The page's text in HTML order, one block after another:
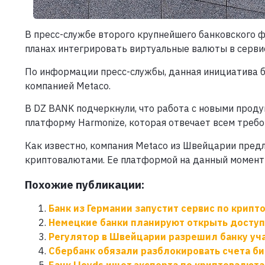
В пресс-службе второго крупнейшего
планах интегрировать виртуальные валюты в
По информации пресс-службы, данная инициатива
компанией Metaco.
В DZ BANK подчеркнули, что работа с новыми
платформу Harmonize, которая отвечает всем
Как известно, компания Metaco из Швейцарии
криптовалютами. Ее платформой на данный
Похожие публикации:
Банк из Германии запустит сервис по
Немецкие банки планируют открыть
Регулятор в Швейцарии разрешил банку
Сбербанк обязали разблокировать счета